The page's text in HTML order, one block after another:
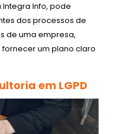
Integra Info, pode
dos processos de
de uma empresa,
um plano claro
em LGPD